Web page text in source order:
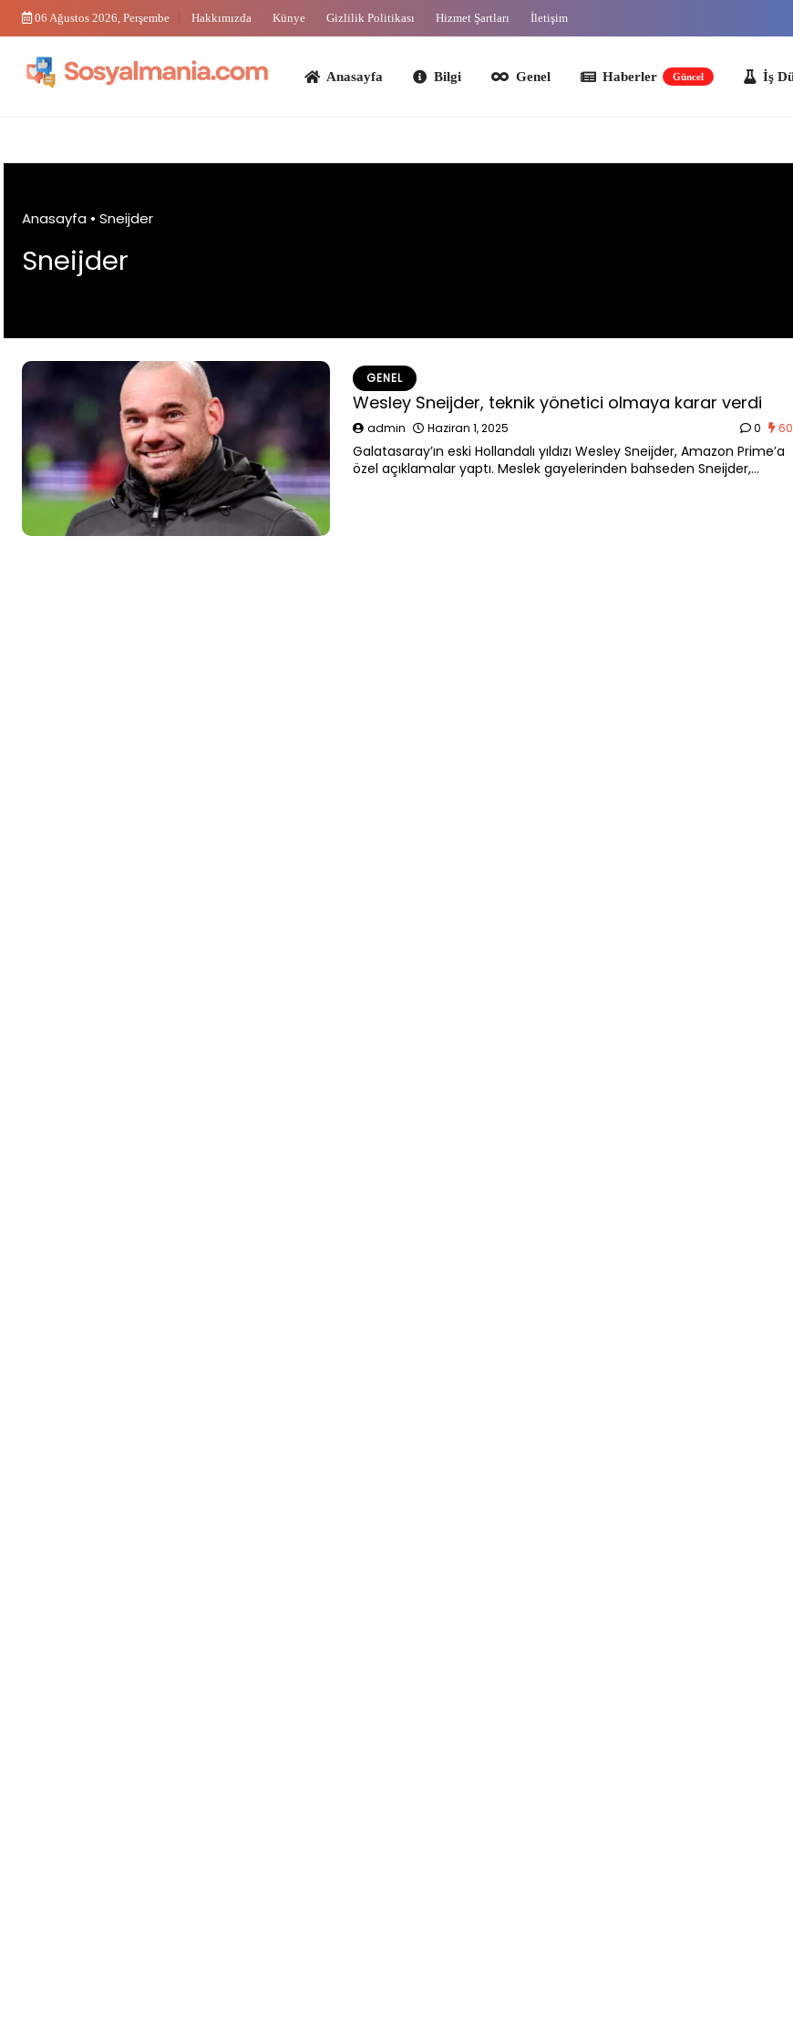
Skip
06 Ağustos 2026, Perşembe Hakkımızda Künye Gizlilik Politikası Hizmet Şartları İletişim
Anasayfa Bilgi Genel Haberler İş Dünyası
Anasayfa • Sneijder
Sneijder
GENEL
Wesley Sneijder, teknik yönetici olmaya karar verdi
admin Haziran 1, 2025 0 60
Galatasaray’ın eski Hollandalı yıldızı Wesley Sneijder, Amazon Prime’a
özel açıklamalar yaptı. Meslek gayelerinden bahseden Sneijder,